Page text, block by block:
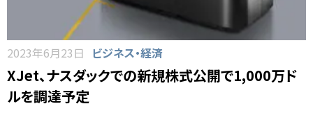
2023年6月23日 ビジネス・経済
XJet、ナスダックでの新規株式公開で1,000万ド
ルを調達予定